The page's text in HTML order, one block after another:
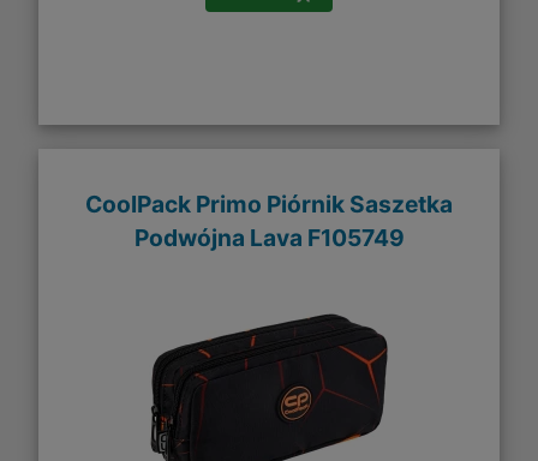
CoolPack Primo Piórnik Saszetka
Podwójna Lava F105749